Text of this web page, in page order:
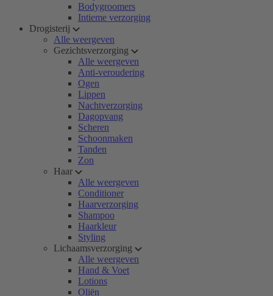
Bodygroomers
Intieme verzorging
Drogisterij
Alle weergeven
Gezichtsverzorging
Alle weergeven
Anti-veroudering
Ogen
Lippen
Nachtverzorging
Dagopvang
Scheren
Schoonmaken
Tanden
Zon
Haar
Alle weergeven
Conditioner
Haarverzorging
Shampoo
Haarkleur
Styling
Lichaamsverzorging
Alle weergeven
Hand & Voet
Lotions
Oliën